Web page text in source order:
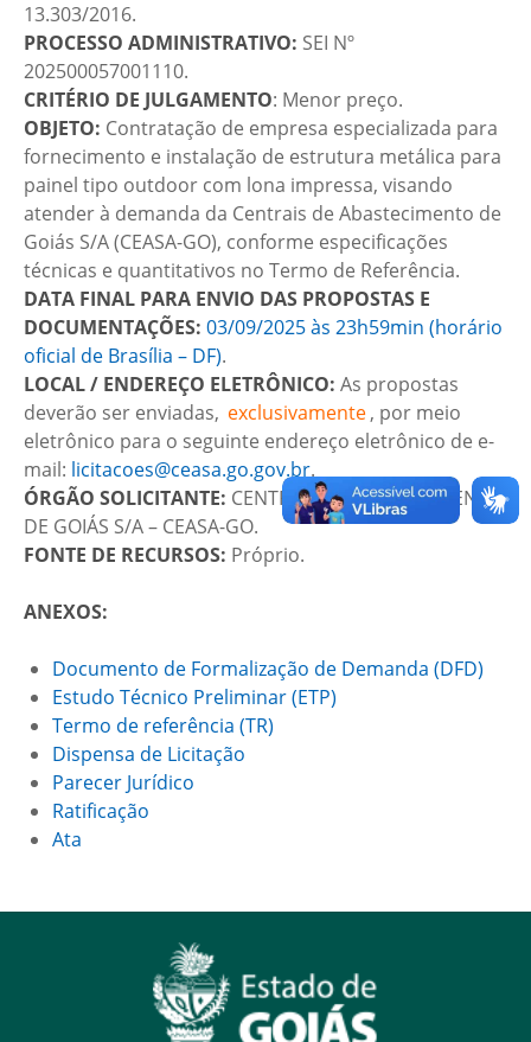
13.303/2016.
PROCESSO ADMINISTRATIVO: SEI Nº
202500057001110.
CRITÉRIO DE JULGAMENTO: Menor preço.
OBJETO: Contratação de empresa especializada para
fornecimento e instalação de estrutura metálica para
painel tipo outdoor com lona impressa, visando
atender à demanda da Centrais de Abastecimento de
Goiás S/A (CEASA-GO), conforme especificações
técnicas e quantitativos no Termo de Referência.
DATA FINAL PARA ENVIO DAS PROPOSTAS E
DOCUMENTAÇÕES: 03/09/2025 às 23h59min (horário
oficial de Brasília – DF).
LOCAL / ENDEREÇO ELETRÔNICO: As propostas
deverão ser enviadas, exclusivamente, por meio
eletrônico para o seguinte endereço eletrônico de e-
mail: licitacoes@ceasa.go.gov.br.
ÓRGÃO SOLICITANTE: CENTRAIS DE ABASTECIMENTO
DE GOIÁS S/A – CEASA-GO.
FONTE DE RECURSOS: Próprio.
ANEXOS:
Documento de Formalização de Demanda (DFD)
Estudo Técnico Preliminar (ETP)
Termo de referência (TR)
Dispensa de Licitação
Parecer Jurídico
Ratificação
Ata